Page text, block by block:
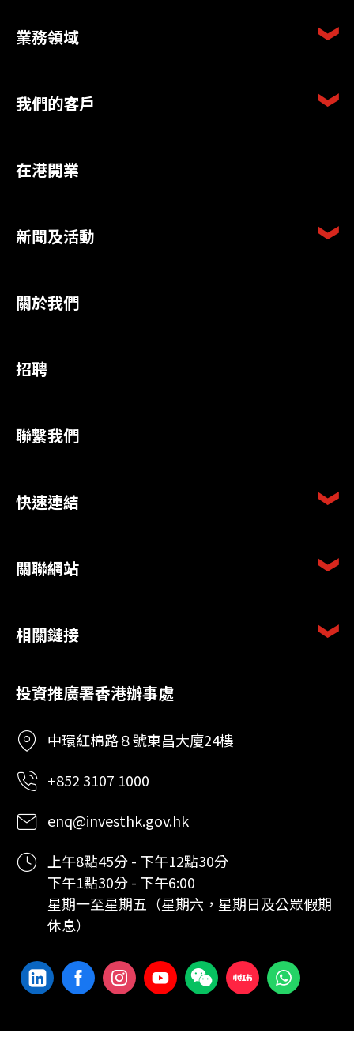
業務領域
我們的客戶
在港開業
新聞及活動
關於我們
招聘
聯繫我們
快速連結
關聯網站
相關鏈接
投資推廣署香港辦事處
中環紅棉路８號東昌大廈24樓
+852 3107 1000
enq@investhk.gov.hk
上午8點45分 - 下午12點30分
下午1點30分 - 下午6:00
星期一至星期五（星期六，星期日及公眾假期
休息）